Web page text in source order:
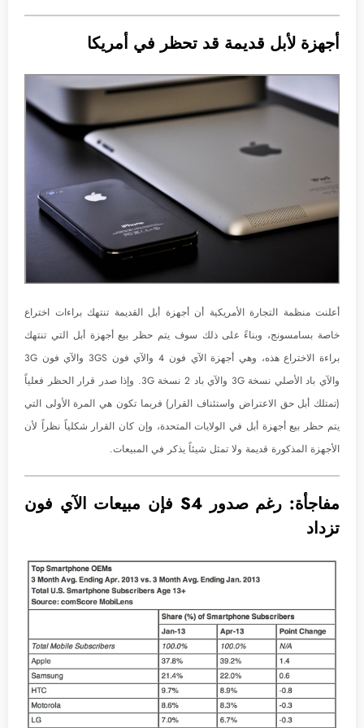
أجهزة لأبل قديمة قد تحظر في أمريكا
أعلنت منظمة التجارة الأمريكية أن أجهزة أبل القديمة تنتهك براءات اختراع
خاصة بسامسونج، وبناءً على ذلك سوف يتم حظر بيع أجهزة أبل التي تنتهك
براءة الاختراع هذه، وهي أجهزة الآي فون 4 والآي فون 3GS والآي فون 3G
والآي باد الأصلي نسخة 3G والآي باد 2 نسخة 3G. وإذا صدر قرار الحظر فعلياً
(تمتلك أبل حق الاعتراض واستئناف القرار) فربما تكون هي المرة الأولى التي
يتم حظر بيع أجهزة أبل في الولايات المتحدة، وإن كان القرار شكلياً نظراً لأن
الأجهزة المذكورة قديمة ولا تمثل شيئاً يذكر في المبيعات.
مفاجأة: رغم صدور S4 فإن مبيعات الآي فون
تزداد